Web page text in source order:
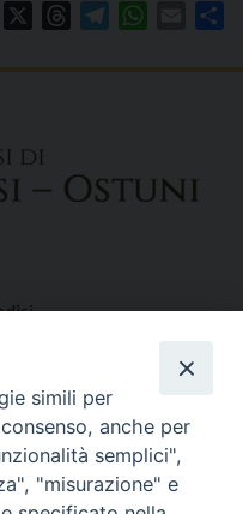
FacebookThreadsTelegram Email
simili per
anche per
semplici",
"misurazione" e